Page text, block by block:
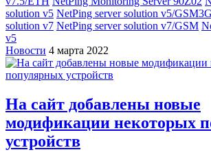
solution v5 NetPing server solution v5/GSM3G
solution v7 NetPing server solution v7/GSM
v5
Новости 4 марта 2022
На сайт добавлены новые
модификации некоторых
устройств